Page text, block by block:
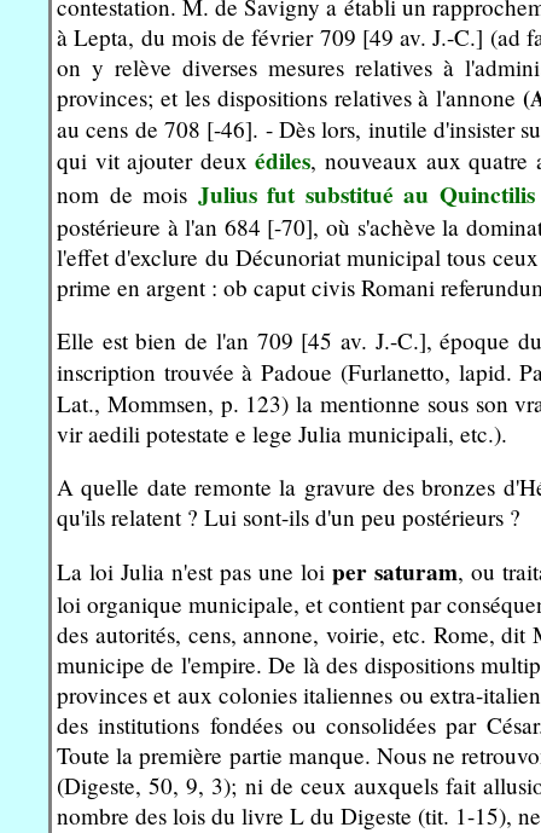
contestation. M. de Savigny a établi un
à Lepta, du mois de février 709 [49 av. J.-C.] (ad
on y relève diverses mesures relatives à
provinces; et les dispositions relatives à l'annone
au cens de 708 [-46]. - Dès lors, inutile d'insister
qui vit ajouter deuxédiles, nouveaux aux
nom de mois Julius fut substitué au Quinctilis
postérieure à l'an 684 [-70], où s'achève la
l'effet d'exclure du Décunoriat municipal tous
prime en argent : ob caput civis Romani
Elle est bien de l'an 709 [45 av. J.-C.], époque
inscription trouvée à Padoue (Furlanetto, lapid.
Lat., Mommsen, p. 123) la mentionne sous son
vir aedili potestate e lege Julia municipali, etc.).
A quelle date remonte la gravure des bronzes
qu'ils relatent ? Lui sont-ils d'un peu postérieurs ?
La loi Julia n'est pas une loi per saturam, ou
loi organique municipale, et contient par
des autorités, cens, annone, voirie, etc. Rome,
municipe de l'empire. De là des dispositions
provinces et aux colonies italiennes ou extra-
des institutions fondées ou consolidées par
Toute la première partie manque. Nous ne
(Digeste, 50, 9, 3); ni de ceux auxquels fait
nombre des lois du livre L du Digeste (tit. 1-15),